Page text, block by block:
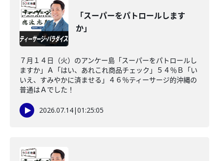
「スーパーをパトロールします
か」
７月１４日（火）のアンケー島「スーパーをパトロールし
ますか」Ａ「はい、あれこれ商品チェック」５４％Ｂ「い
いえ、すみやかに済ませる」４６％ティーサージ的沖縄の
普通はＡでした！
2026.07.14|01:25:05